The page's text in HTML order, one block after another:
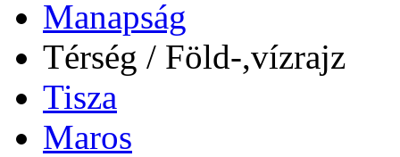
Manapság
Térség / Föld-,vízrajz
Tisza
Maros